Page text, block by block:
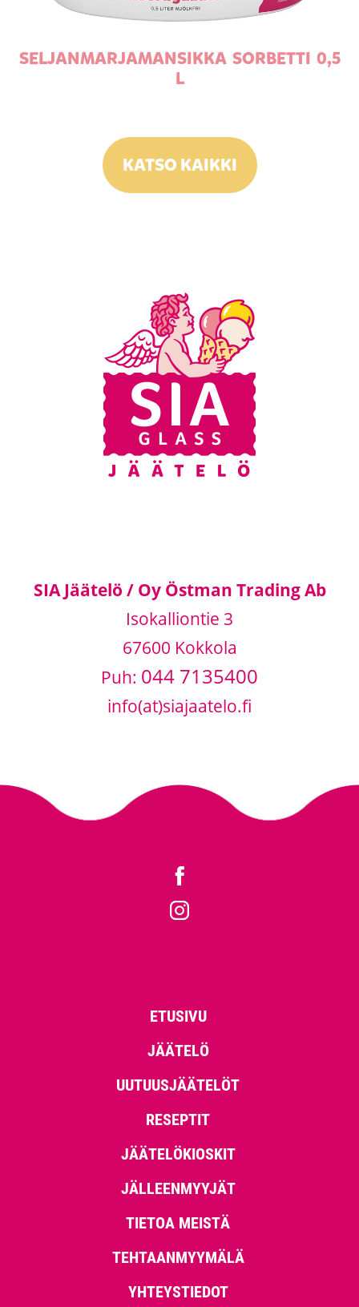
SELJANMARJAMANSIKKA SORBETTI 0,5
L
KATSO KAIKKI
SIA Jäätelö / Oy Östman Trading Ab
Isokalliontie 3
67600 Kokkola
Puh: 044 7135400
info(at)siajaatelo.fi
ETUSIVU
JÄÄTELÖ
UUTUUSJÄÄTELÖT
RESEPTIT
JÄÄTELÖKIOSKIT
JÄLLEENMYYJÄT
TIETOA MEISTÄ
TEHTAANMYYMÄLÄ
YHTEYSTIEDOT